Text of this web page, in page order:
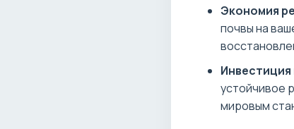
Экономия
почвы на
устойчивое
мировым